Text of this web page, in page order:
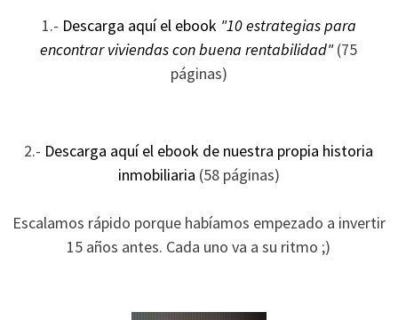
1.- Descarga aquí el ebook "10 estrategias para
encontrar viviendas con buena rentabilidad"(75
páginas)
2.- Descarga aquí el ebook de nuestra propia historia
inmobiliaria (58 páginas)
Escalamos rápido porque habíamos empezado a invertir
15 años antes. Cada uno va a su ritmo ;)